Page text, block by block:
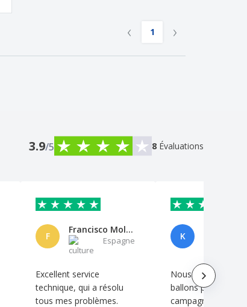
‹ 1 ›
3.9/5 8 Évaluations
F
Francisco Molina
Espagne
Excellent service
technique, qui a résolu
tous mes problèmes.
K
Nous avions
ballons pour une
campagne